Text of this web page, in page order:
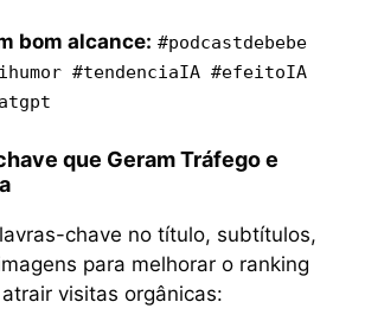
bom alcance: #podcastdebebe
#tendenciaIA #efeitoIA
que Geram Tráfego e
chave no título, subtítulos,
para melhorar o ranking
visitas orgânicas: